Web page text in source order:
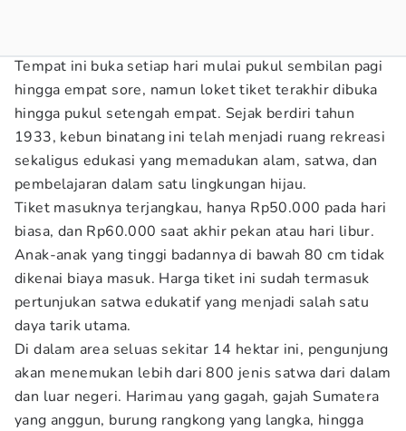
Tempat ini buka setiap hari mulai pukul sembilan pagi
hingga empat sore, namun loket tiket terakhir dibuka
hingga pukul setengah empat. Sejak berdiri tahun
1933, kebun binatang ini telah menjadi ruang rekreasi
sekaligus edukasi yang memadukan alam, satwa, dan
pembelajaran dalam satu lingkungan hijau.
Tiket masuknya terjangkau, hanya Rp50.000 pada hari
biasa, dan Rp60.000 saat akhir pekan atau hari libur.
Anak-anak yang tinggi badannya di bawah 80 cm tidak
dikenai biaya masuk. Harga tiket ini sudah termasuk
pertunjukan satwa edukatif yang menjadi salah satu
daya tarik utama.
Di dalam area seluas sekitar 14 hektar ini, pengunjung
akan menemukan lebih dari 800 jenis satwa dari dalam
dan luar negeri. Harimau yang gagah, gajah Sumatera
yang anggun, burung rangkong yang langka, hingga